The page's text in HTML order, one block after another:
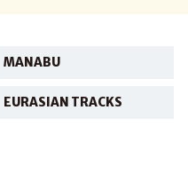
MANABU
EURASIAN TRACKS